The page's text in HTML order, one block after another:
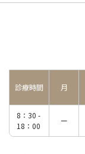
診療時間 月
8：30 -
18：00
ー